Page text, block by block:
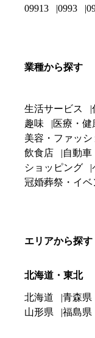
09913
0993
業種から探す
生活サービス
趣味
医療・健
美容・ファッシ
飲食店
自動車
ショッピング
冠婚葬祭・イベ
エリアから探す
北海道・東北
北海道 青森県
山形県
福島県